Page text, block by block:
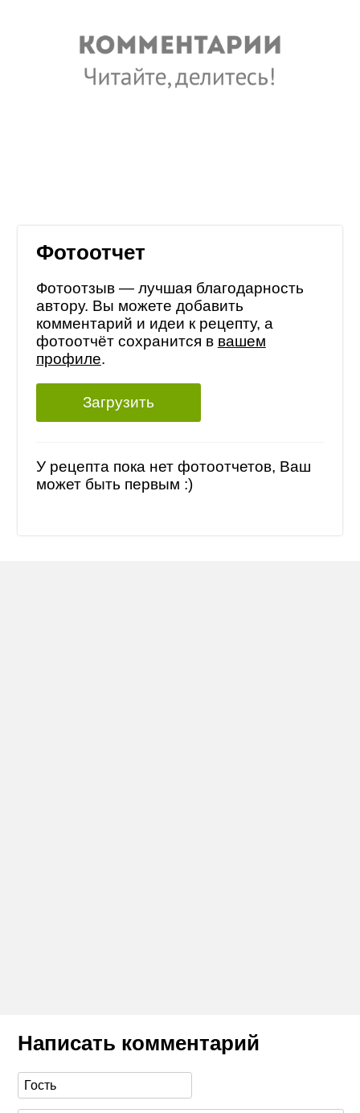
Фотоотчет
Фотоотзыв — лучшая благодарность
автору. Вы можете добавить
комментарий и идеи к рецепту, а
фотоотчёт сохранится в вашем
профиле.
Загрузить
У рецепта пока нет фотоотчетов, Ваш
может быть первым :)
Написать комментарий